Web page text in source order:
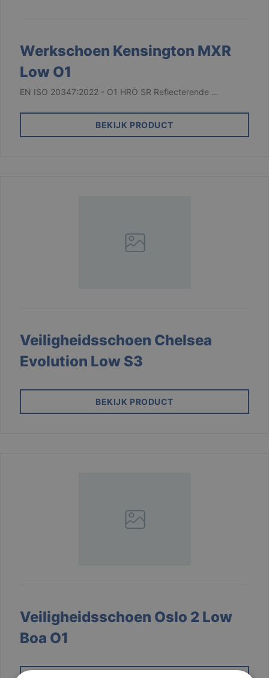
Werkschoen Kensington MXR
Low O1
EN ISO 20347:2022 - O1 HRO SR Reflecterende …
BEKIJK PRODUCT
Veiligheidsschoen Chelsea
Evolution Low S3
BEKIJK PRODUCT
Veiligheidsschoen Oslo 2 Low
Boa O1